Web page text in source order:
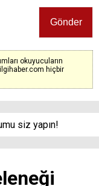
okuyucuların
hiçbir
siz yapın!